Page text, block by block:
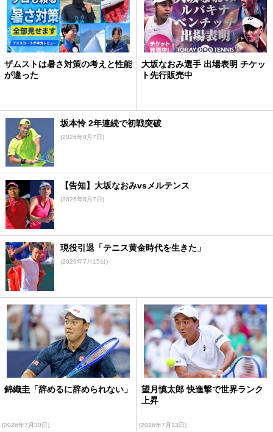
ザムストは暑さ対策の考えと性能
が違った
大坂なおみ選手 出場表明 チケッ
ト先行販売中
坂本怜 2年連続で初戦突破
(2026年8月7日)
【告知】大坂なおみvsメルテンス
(2026年8月7日)
現役引退「テニス黄金時代を生きた」
(2026年7月15日)
錦織圭「辞めるに辞められない」
(2026年7月30日)
望月慎太郎 快進撃で世界ランク
上昇
(2026年7月13日)